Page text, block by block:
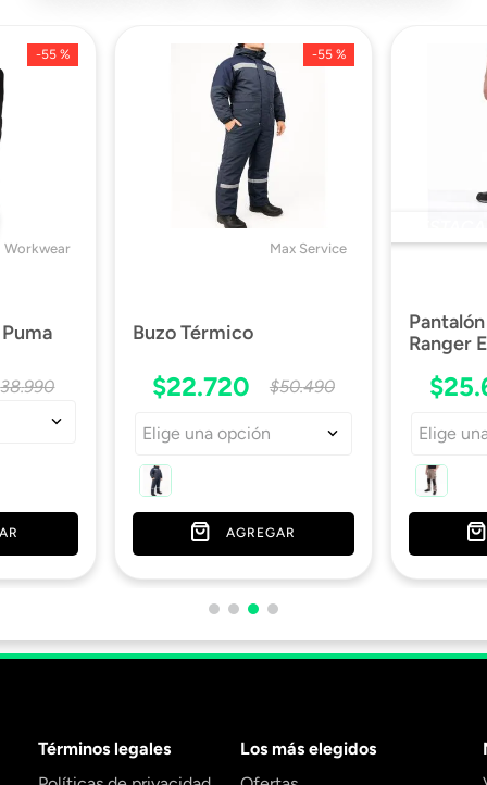
-55 %
Workwear
38.990
-55 %
Max Service
Buzo Térmico
$22.720 $50.490
Elige una opción
AGREGAR
Ranger
$25.
Elige
Términos legales
Los más elegidos